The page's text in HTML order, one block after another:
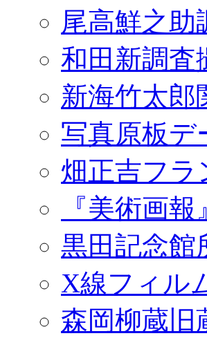
尾高鮮之助
和田新調査
新海竹太郎
写真原板デ
畑正吉フラ
『美術画
黒田記念館
X線フィル
森岡柳蔵旧